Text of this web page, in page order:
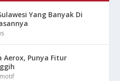
Yang Banyak Di
Aerox, Punya Fitur